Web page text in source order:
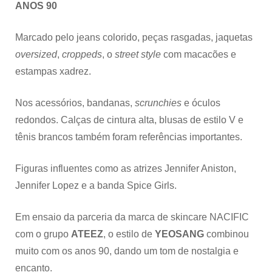
ANOS 90
Marcado pelo jeans colorido, peças rasgadas, jaquetas
oversized, croppeds, o street style com macacões e
estampas xadrez.
Nos acessórios, bandanas, scrunchies e óculos
redondos. Calças de cintura alta, blusas de estilo V e
tênis brancos também foram referências importantes.
Figuras influentes como as atrizes Jennifer Aniston,
Jennifer Lopez e a banda Spice Girls.
Em ensaio da parceria da marca de skincare NACIFIC
com o grupo ATEEZ, o estilo de YEOSANG combinou
muito com os anos 90, dando um tom de nostalgia e
encanto.